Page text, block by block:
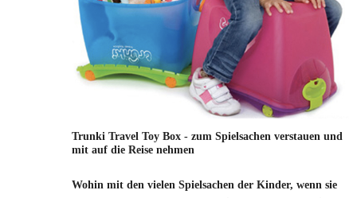
Trunki Travel Toy Box - zum Spielsachen verstauen und
mit auf die Reise nehmen
Wohin mit den vielen Spielsachen der Kinder, wenn sie